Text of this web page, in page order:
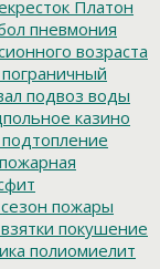
Платон
пневмония
возраста
пограничный
подвоз воды
казино
подтопление
пожарная
пожары
покушение
полиомиелит